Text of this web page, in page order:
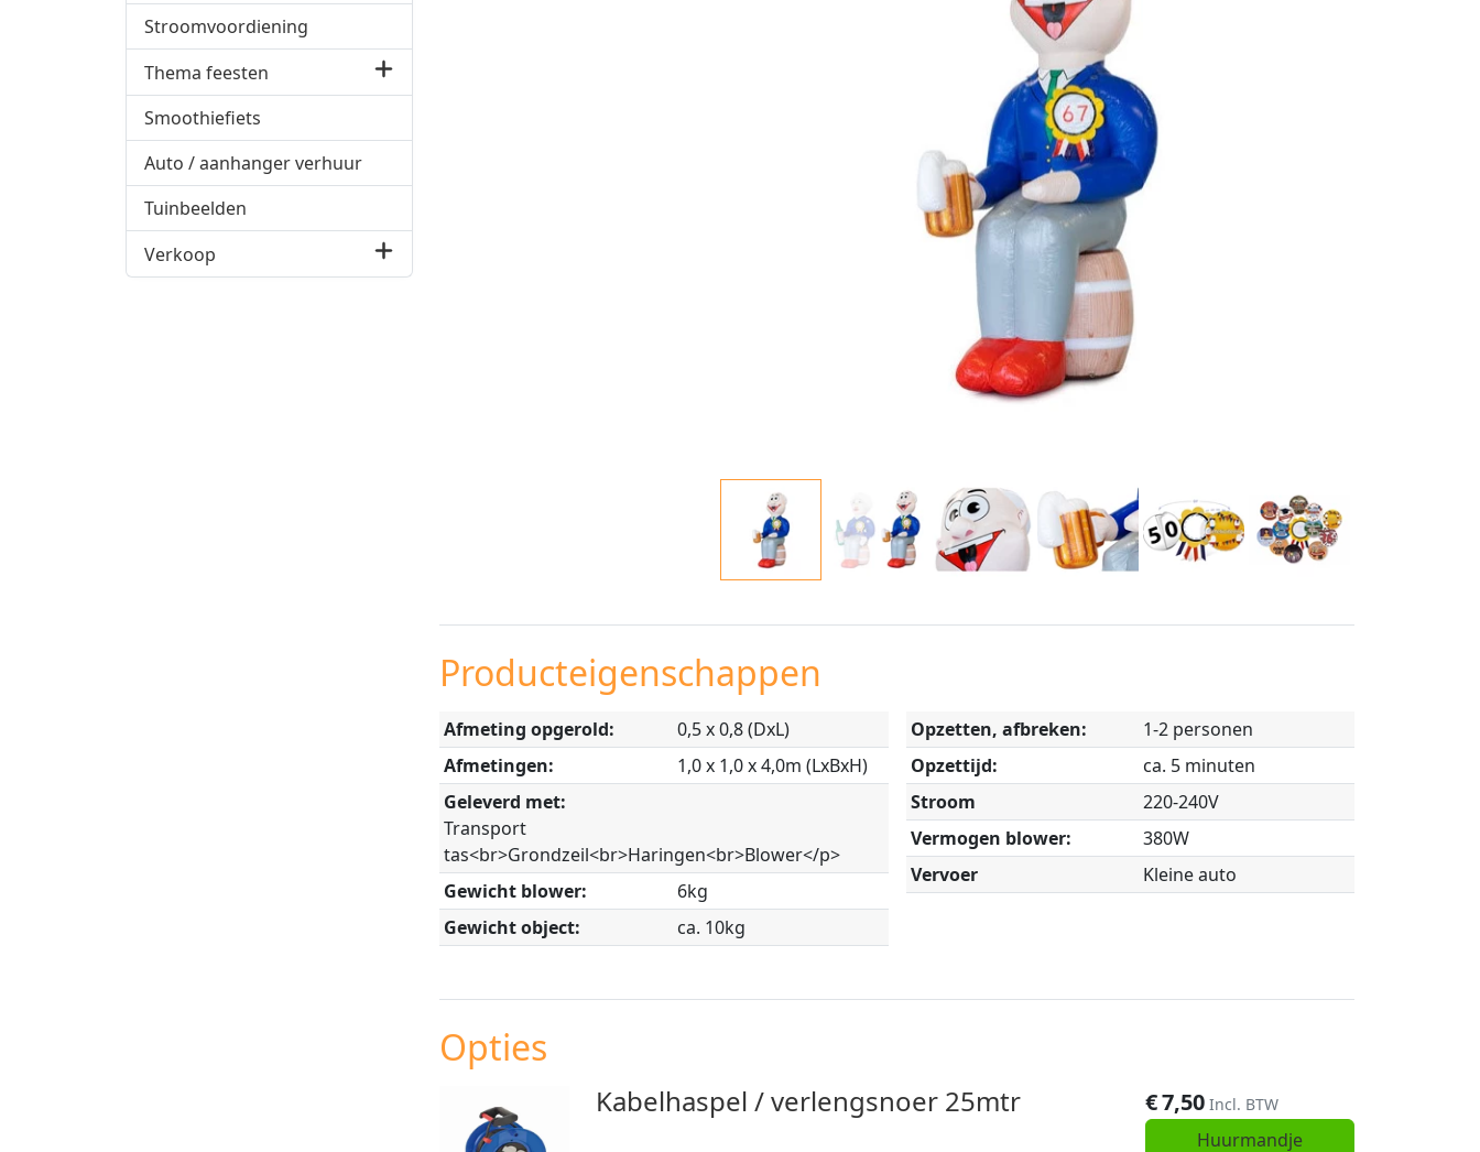
Stroomvoordiening
Thema feesten
Smoothiefiets
Auto / aanhanger verhuur
Tuinbeelden
Verkoop
Producteigenschappen
Afmeting opgerold:
0,5 x 0,8 (DxL)
Afmetingen:
1,0 x 1,0 x 4,0m (LxBxH)
Geleverd met:
Transport
tas<br>Grondzeil<br>Haringen<br>Blower</p>
Gewicht blower:
6kg
Gewicht object:
ca. 10kg
Opzetten, afbreken:
1-2 personen
Opzettijd:
ca. 5 minuten
Stroom
220-240V
Vermogen blower:
380W
Vervoer
Kleine auto
Opties
€7,50 Incl. BTW
Huurmandje
Kabelhaspel / verlengsnoer 25mtr